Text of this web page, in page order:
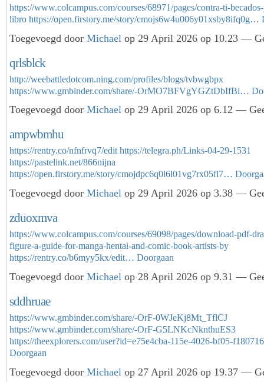
https://www.colcampus.com/courses/68971/pages/contra-ti-
libro https://open.firstory.me/story/cmojs6w4u006y01xsby8ifq0g…
Toegevoegd door Michael op 29 April 2026 op 10.23 —
qrlsblck
http://weebattledotcom.ning.com/profiles/blogs/tvbwgbpx
https://www.gmbinder.com/share/-OrMO7BFVgYGZtDbIfBi…
Toegevoegd door Michael op 29 April 2026 op 6.12 —
ampwbmhu
https://rentry.co/nfnfrvq7/edit https://telegra.ph/Links-04-29-1531
https://pastelink.net/866nijna
https://open.firstory.me/story/cmojdpc6q0l6l01vg7rx05fl7…
Toegevoegd door Michael op 29 April 2026 op 3.38 —
zduoxmva
https://www.colcampus.com/courses/69098/pages/download-pdf-
figure-a-guide-for-manga-hentai-and-comic-book-artists-by
https://rentry.co/b6myy5kx/edit… Doorgaan
Toegevoegd door Michael op 28 April 2026 op 9.31 —
sddhruae
https://www.gmbinder.com/share/-OrF-0WJeKj8Mt_TflCJ
https://www.gmbinder.com/share/-OrF-G5LNKcNknthuES3
https://theexplorers.com/user?id=e75e4cba-115e-4026-bf05-
Doorgaan
Toegevoegd door Michael op 27 April 2026 op 19.37 —